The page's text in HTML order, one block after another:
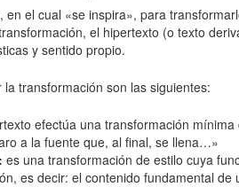
en el cual «se inspira», para
el hipertexto (o texto
y sentido propio.
transformación son las siguientes:
efectúa una transformación
a la fuente que, al final, se llena…»
es una transformación de estilo cuya
es decir: el contenido fundamental